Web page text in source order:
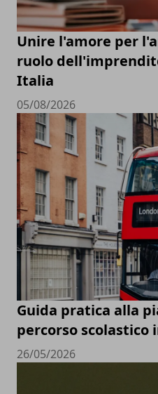
Unire l'amore per
ruolo
Italia
05/08/2026
Guida pratica alla
percorso
26/05/2026